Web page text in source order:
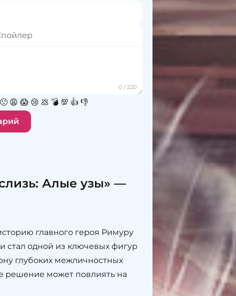
🙁 😩 😱 😢 💩 💣 💯 👍 👎
Алые узы» —
главного героя Римуру
стал одной из ключевых фигур
глубоких межличностных
решение может повлиять на